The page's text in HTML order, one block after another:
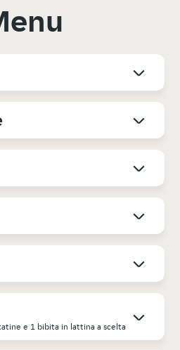
e 1 bibita in lattina a scelta